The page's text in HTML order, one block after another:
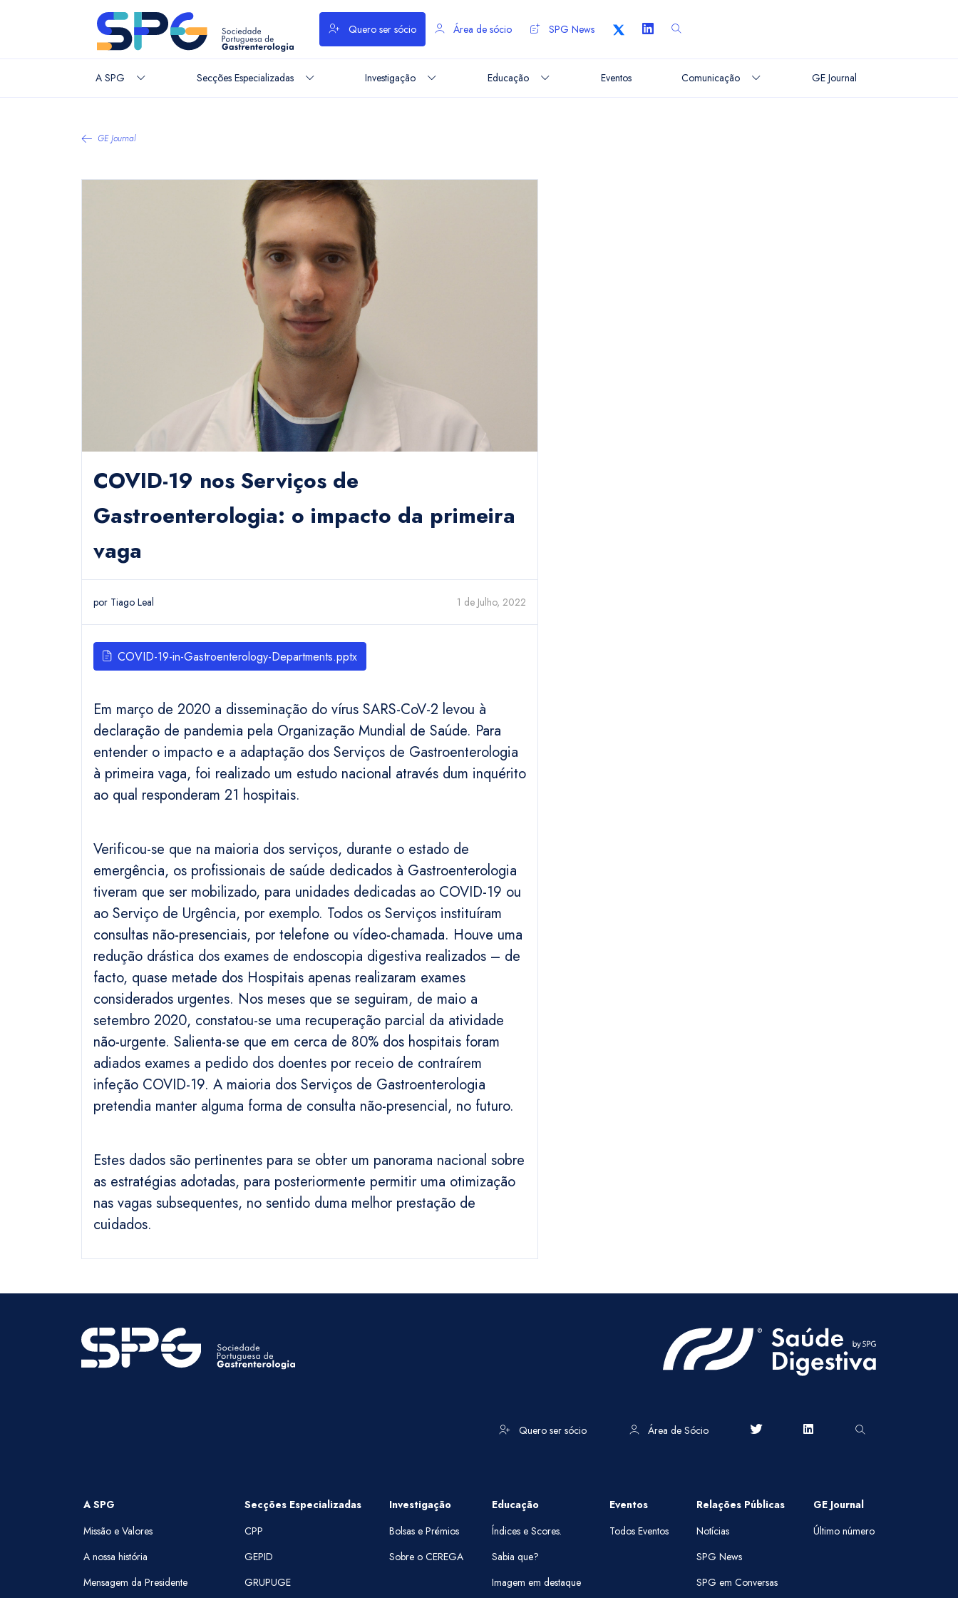
Quero ser sócio Área de sócio SPG News
A SPG Secções Especializadas Investigação Educação Eventos Comunicação GE Journal
GE Journal
COVID-19 nos Serviços de
Gastroenterologia: o impacto da primeira
vaga
por Tiago Leal 1 de Julho, 2022
COVID-19-in-Gastroenterology-Departments.pptx
Em março de 2020 a disseminação do vírus SARS-CoV-2 levou à
declaração de pandemia pela Organização Mundial de Saúde. Para
entender o impacto e a adaptação dos Serviços de Gastroenterologia
à primeira vaga, foi realizado um estudo nacional através dum inquérito
ao qual responderam 21 hospitais.
Verificou-se que na maioria dos serviços, durante o estado de
emergência, os profissionais de saúde dedicados à Gastroenterologia
tiveram que ser mobilizado, para unidades dedicadas ao COVID-19 ou
ao Serviço de Urgência, por exemplo. Todos os Serviços instituíram
consultas não-presenciais, por telefone ou vídeo-chamada. Houve uma
redução drástica dos exames de endoscopia digestiva realizados – de
facto, quase metade dos Hospitais apenas realizaram exames
considerados urgentes. Nos meses que se seguiram, de maio a
setembro 2020, constatou-se uma recuperação parcial da atividade
não-urgente. Salienta-se que em cerca de 80% dos hospitais foram
adiados exames a pedido dos doentes por receio de contraírem
infeção COVID-19. A maioria dos Serviços de Gastroenterologia
pretendia manter alguma forma de consulta não-presencial, no futuro.
Estes dados são pertinentes para se obter um panorama nacional sobre
as estratégias adotadas, para posteriormente permitir uma otimização
nas vagas subsequentes, no sentido duma melhor prestação de
cuidados.
Quero ser sócio Área de Sócio
A SPG
Missão e Valores
A nossa história
Mensagem da Presidente
Secções Especializadas
CPP
GEPID
GRUPUGE
Investigação
Bolsas e Prémios
Sobre o CEREGA
Educação
Índices e Scores.
Sabia que?
Imagem em destaque
Eventos
Todos Eventos
Relações Públicas
Notícias
SPG News
SPG em Conversas
GE Journal
Último número